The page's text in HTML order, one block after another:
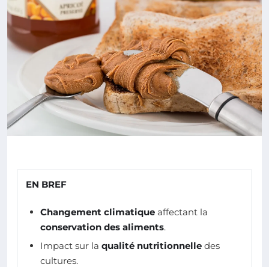
EN BREF
Changement climatique affectant la
conservation des aliments.
Impact sur la qualité nutritionnelle des
cultures.